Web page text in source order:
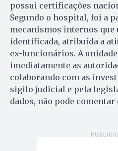
possui certificações
Segundo o hospital, foi a
mecanismos internos
identificada, atribuída a
ex-funcionários. A
imediatamente as
colaborando com as
sigilo judicial e pela
dados, não pode comentar